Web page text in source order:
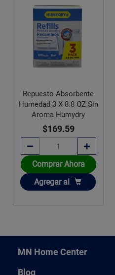
Repuesto Absorbente
Humedad 3 X 8.8 OZ Sin
Aroma Humydry
$169.59
Comprar Ahora
Añadir
Agregar al
MN Home Center
Blog